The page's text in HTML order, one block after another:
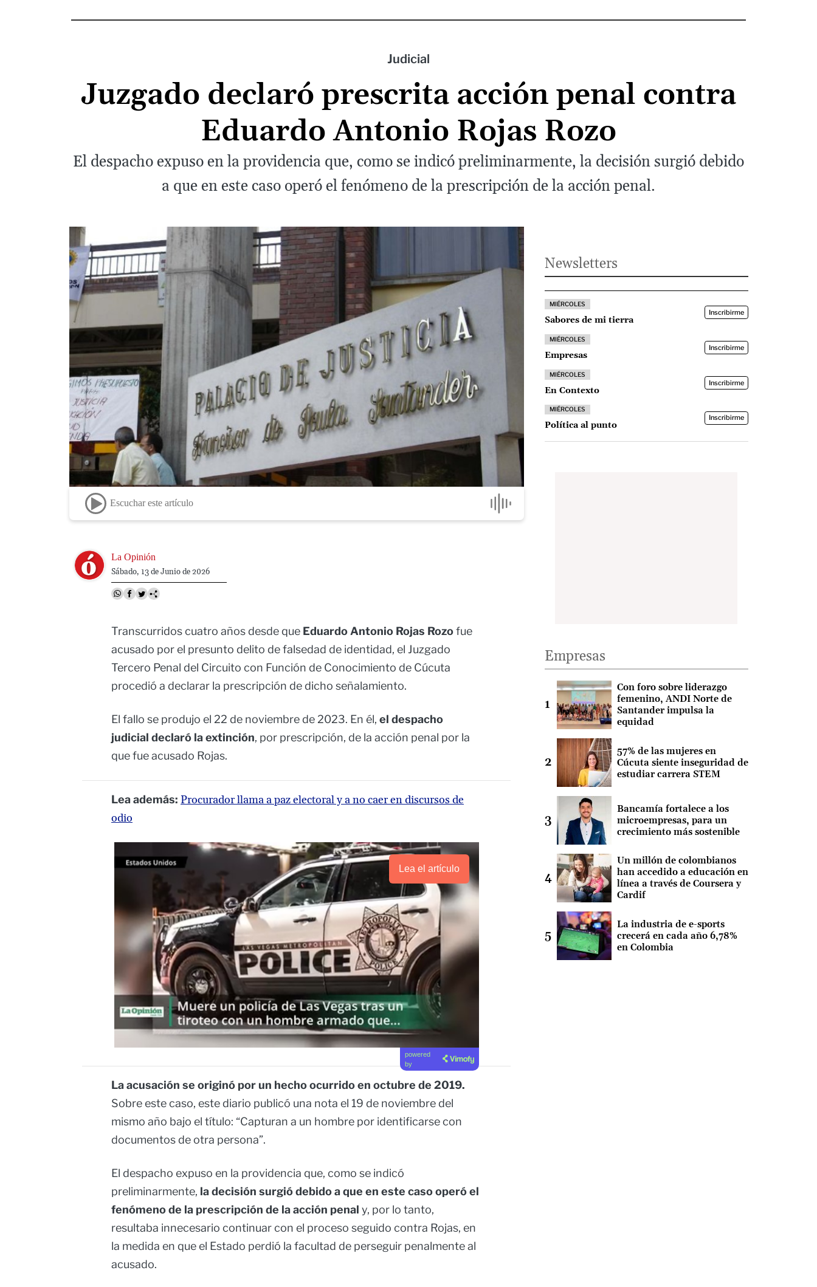
Judicial
Juzgado declaró prescrita acción penal contra
Eduardo Antonio Rojas Rozo
El despacho expuso en la providencia que, como se indicó preliminarmente, la decisión surgió debido
a que en este caso operó el fenómeno de la prescripción de la acción penal.
Escuchar este artículo
Image La Opinión
Sábado, 13 de Junio de 2026
Transcurridos cuatro años desde que Eduardo Antonio Rojas Rozofue
acusado por el presunto delito de falsedad de identidad, el Juzgado
Tercero Penal del Circuito con Función de Conocimiento de Cúcuta
procedió a declarar la prescripción de dicho señalamiento.
El fallo se produjo el 22 de noviembre de 2023. En él, el despacho
judicial declaró la extinción, por prescripción, de la acción penal por la
que fue acusado Rojas.
Lea además: Procurador llama a paz electoral y a no caer en discursos de
odio
Lea el artículo
powered
by
La acusación se originó por un hecho ocurrido en octubre de 2019.
Sobre este caso, este diario publicó una nota el 19 de noviembre del
mismo año bajo el título: “Capturan a un hombre por identificarse con
documentos de otra persona”.
El despacho expuso en la providencia que, como se indicó
preliminarmente, la decisión surgió debido a que en este caso operó el
fenómeno de la prescripción de la acción penal y, por lo tanto,
resultaba innecesario continuar con el proceso seguido contra Rojas, en
la medida en que el Estado perdió la facultad de perseguir penalmente al
acusado.
Newsletters
MIÉRCOLES
Sabores de mi tierra
Inscribirme
MIÉRCOLES
Empresas
Inscribirme
MIÉRCOLES
En Contexto
Inscribirme
MIÉRCOLES
Política al punto
Inscribirme
Empresas
Con foro sobre liderazgo
femenino, ANDI Norte de
Santander impulsa la
equidad
57% de las mujeres en
Cúcuta siente inseguridad de
estudiar carrera STEM
Bancamía fortalece a los
microempresas, para un
crecimiento más sostenible
Un millón de colombianos
han accedido a educación en
línea a través de Coursera y
Cardif
La industria de e-sports
crecerá en cada año 6,78%
en Colombia